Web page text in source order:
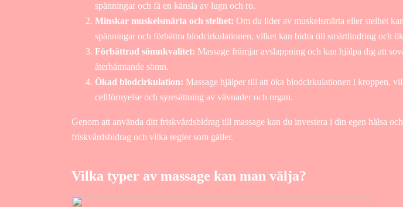
spänningar och få en känsla av lugn och ro.
Minskar muskelsmärta och stelhet: Om du lider av muskelsmärta eller stelhet
spänningar och förbättra blodcirkulationen, vilket kan bidra till smärtlindring och
Förbättrad sömnkvalitet: Massage främjar avslappning och kan hjälpa dig att
återhämtande sömn.
Ökad blodcirkulation: Massage hjälper till att öka blodcirkulationen i kroppen,
cellförnyelse och syresättning av vävnader och organ.
Genom att använda ditt friskvårdsbidrag till massage kan du investera i din egen hälsa
friskvårdsbidrag och vilka regler som gäller.
Vilka typer av massage kan man välja?